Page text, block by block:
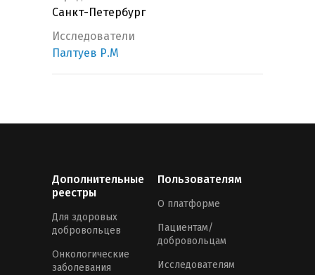
Санкт-Петербург
Исследователи
Палтуев Р.М
Дополнительные
реестры
Для здоровых
добровольцев
Онкологические
заболевания
Пользователям
О платформе
Пациентам/
добровольцам
Исследователям